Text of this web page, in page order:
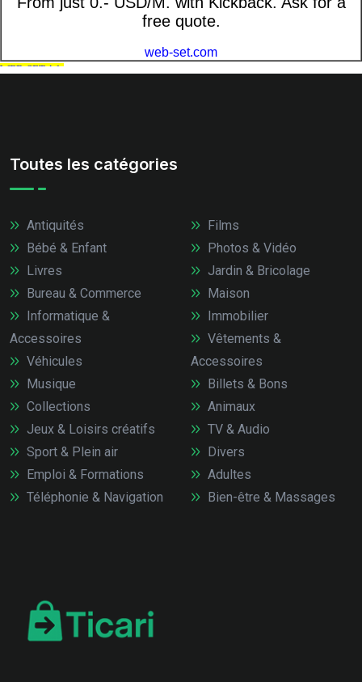
Toutes les catégories
Antiquités
Bébé & Enfant
Livres
Bureau & Commerce
Informatique &
Accessoires
Véhicules
Films
Photos & Vidéo
Jardin & Bricolage
Maison
Immobilier
Vêtements &
Accessoires
Musique
Collections
Jeux & Loisirs créatifs
Sport & Plein air
Emploi & Formations
Téléphonie & Navigation
Billets & Bons
Animaux
TV & Audio
Divers
Adultes
Bien-être & Massages